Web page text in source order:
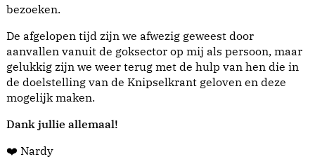
bezoeken.
De afgelopen tijd zijn we afwezig geweest door
aanvallen vanuit de goksector op mij als persoon, maar
gelukkig zijn we weer terug met de hulp van hen die in
de doelstelling van de Knipselkrant geloven en deze
mogelijk maken.
Dank jullie allemaal!
❤️ Nardy